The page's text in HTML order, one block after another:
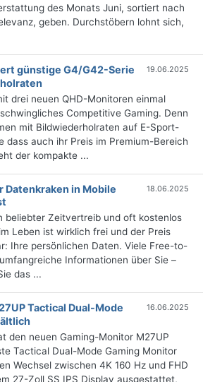
des Monats Juni, sortiert nach
geben. Durchstöbern lohnt sich,
günstige G4/G42-Serie
19.06.2025
drei neuen QHD-Monitoren einmal
Competitive Gaming. Denn
mit Bildwiederholraten auf E-Sport-
dass auch ihr Preis im Premium-Bereich
der kompakte ...
Datenkraken in Mobile
18.06.2025
beliebter Zeitvertreib und oft kostenlos
Leben ist wirklich frei und der Preis
Ihre persönlichen Daten. Viele Free-to-
Informationen über Sie –
das ...
Tactical Dual-Mode
16.06.2025
den neuen Gaming-Monitor M27UP
Tactical Dual-Mode Gaming Monitor
Wechsel zwischen 4K 160 Hz und FHD
27-Zoll SS IPS Display ausgestattet,